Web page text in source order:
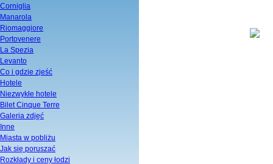
Corniglia
Manarola
Riomaggiore
Portovenere
La Spezia
Levanto
Co i gdzie zjeść
Hotele
Niezwykłe hotele
Bilet Cinque Terre
Galeria zdjęć
Inne
Miasta w pobliżu
Jak się poruszać
Rozkłady i ceny łodzi